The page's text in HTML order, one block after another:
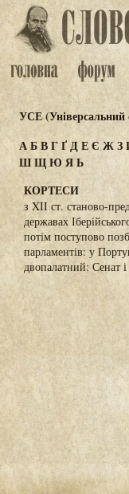
УСЕ (Універсальний
АБВГҐДЕЄ ЖЗ
ШЩЮЯЬ
КОРТЕСИ
з XII ст. станово-
державах
потім поступово
парламентів: у
двопалатний: Сенат